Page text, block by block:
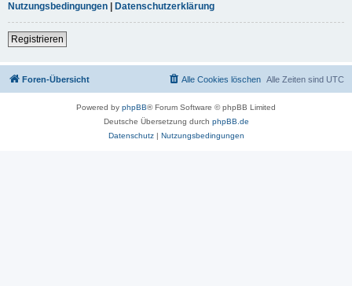
Nutzungsbedingungen | Datenschutzerklärung
Registrieren
Foren-Übersicht Alle Zeiten sind UTC
Alle Cookies löschen
Powered by phpBB® Forum Software © phpBB Limited
Deutsche Übersetzung durch phpBB.de
Datenschutz| Nutzungsbedingungen